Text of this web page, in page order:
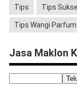
Tips Tips
Tips Wangi
Jasa Maklon